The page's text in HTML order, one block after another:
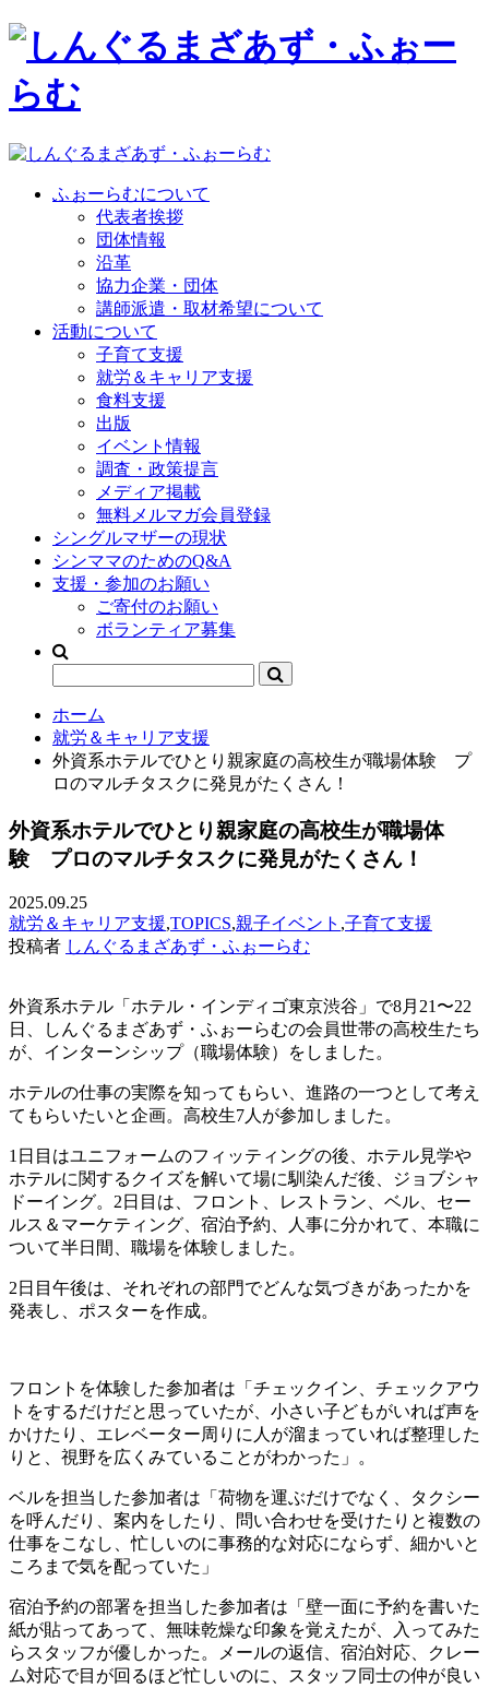
ふぉーらむについて
代表者挨拶
団体情報
沿革
協力企業・団体
講師派遣・取材希望について
活動について
子育て支援
就労＆キャリア支援
食料支援
出版
イベント情報
調査・政策提言
メディア掲載
無料メルマガ会員登録
シングルマザーの現状
シンママのためのQ&A
支援・参加のお願い
ご寄付のお願い
ボランティア募集
ホーム
就労＆キャリア支援
外資系ホテルでひとり親家庭の高校生が職場体験 プ
ロのマルチタスクに発見がたくさん！
外資系ホテルでひとり親家庭の高校生が職場体
験 プロのマルチタスクに発見がたくさん！
2025.09.25
就労＆キャリア支援,TOPICS,親子イベント ,子育て支援
投稿者 しんぐるまざあず・ふぉーらむ
外資系ホテル「ホテル・インディゴ東京渋谷」で8月21〜22
日、しんぐるまざあず・ふぉーらむの会員世帯の高校生たち
が、インターンシップ（職場体験）をしました。
ホテルの仕事の実際を知ってもらい、進路の一つとして考え
てもらいたいと企画。高校生7人が参加しました。
1日目はユニフォームのフィッティングの後、ホテル見学や
ホテルに関するクイズを解いて場に馴染んだ後、ジョブシャ
ドーイング。2日目は、フロント、レストラン、ベル、セー
ルス＆マーケティング、宿泊予約、人事に分かれて、本職に
ついて半日間、職場を体験しました。
2日目午後は、それぞれの部門でどんな気づきがあったかを
発表し、ポスターを作成。
フロントを体験した参加者は「チェックイン、チェックアウ
トをするだけだと思っていたが、小さい子どもがいれば声を
かけたり、エレベーター周りに人が溜まっていれば整理した
りと、視野を広くみていることがわかった」。
ベルを担当した参加者は「荷物を運ぶだけでなく、タクシー
を呼んだり、案内をしたり、問い合わせを受けたりと複数の
仕事をこなし、忙しいのに事務的な対応にならず、細かいと
ころまで気を配っていた」
宿泊予約の部署を担当した参加者は「壁一面に予約を書いた
紙が貼ってあって、無味乾燥な印象を覚えたが、入ってみた
らスタッフが優しかった。メールの返信、宿泊対応、クレー
ム対応で目が回るほど忙しいのに、スタッフ同士の仲が良い